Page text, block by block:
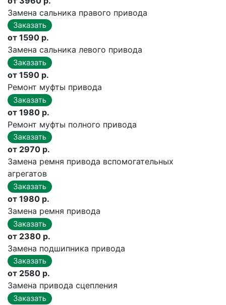
Замена сальника правого привода
от 1590 р.
Замена сальника левого привода
от 1590 р.
Ремонт муфты привода
от 1980 р.
Ремонт муфты полного привода
от 2970 р.
Замена ремня привода вспомогательных
агрегатов
от 1980 р.
Замена ремня привода
от 2380 р.
Замена подшипника привода
от 2580 р.
Замена привода сцепления